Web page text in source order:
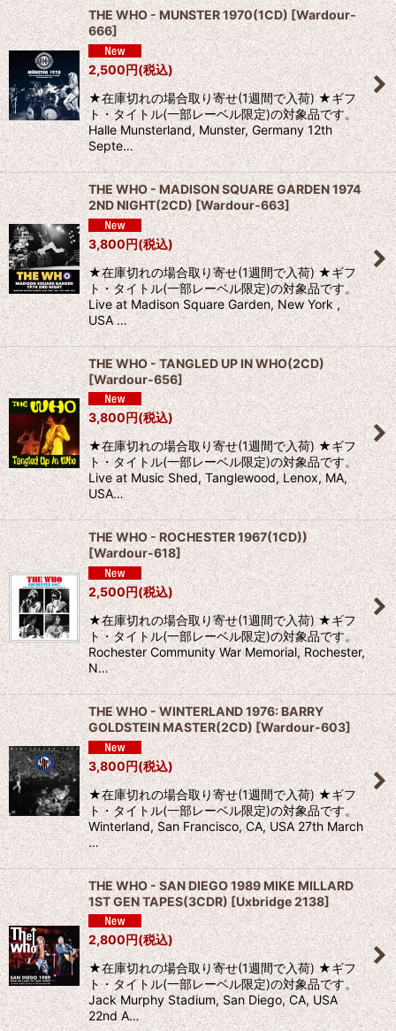
THE WHO - MUNSTER 1970(1CD)[Wardour-
666]
2,500円(税込)
★在庫切れの場合取り寄せ(1週間で入荷) ★ギフ
ト・タイトル(一部レーベル限定)の対象品です。
Halle Munsterland, Munster, Germany 12th
Septe…
THE WHO - MADISON SQUARE GARDEN 1974
2ND NIGHT(2CD) [Wardour-663]
3,800円(税込)
★在庫切れの場合取り寄せ(1週間で入荷) ★ギフ
ト・タイトル(一部レーベル限定)の対象品です。
Live at Madison Square Garden, New York ,
USA …
THE WHO - TANGLED UP IN WHO(2CD)
[Wardour-656]
3,800円(税込)
★在庫切れの場合取り寄せ(1週間で入荷) ★ギフ
ト・タイトル(一部レーベル限定)の対象品です。
Live at Music Shed, Tanglewood, Lenox, MA,
USA…
THE WHO - ROCHESTER 1967(1CD))
[Wardour-618]
2,500円(税込)
★在庫切れの場合取り寄せ(1週間で入荷) ★ギフ
ト・タイトル(一部レーベル限定)の対象品です。
Rochester Community War Memorial, Rochester,
N…
THE WHO - WINTERLAND 1976: BARRY
GOLDSTEIN MASTER(2CD)[Wardour-603]
3,800円(税込)
★在庫切れの場合取り寄せ(1週間で入荷) ★ギフ
ト・タイトル(一部レーベル限定)の対象品です。
Winterland, San Francisco, CA, USA 27th March
…
THE WHO - SAN DIEGO 1989 MIKE MILLARD
1ST GEN TAPES(3CDR)[Uxbridge 2138]
2,800円(税込)
★在庫切れの場合取り寄せ(1週間で入荷) ★ギフ
ト・タイトル(一部レーベル限定)の対象品です。
Jack Murphy Stadium, San Diego, CA, USA
22nd A…